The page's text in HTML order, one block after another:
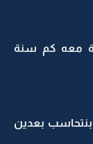
معه كم سنة
بعدين